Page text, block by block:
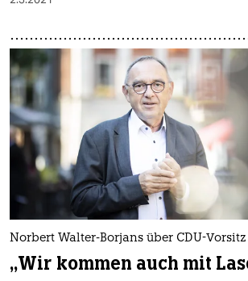
Norbert Walter-Borjans über CDU-Vorsitz
„Wir kommen auch mit